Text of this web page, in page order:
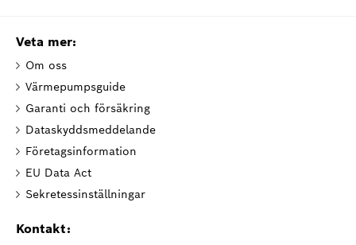
Veta mer:
Om oss
Värmepumpsguide
Garanti och försäkring
Dataskyddsmeddelande
Företagsinformation
EU Data Act
Sekretessinställningar
Kontakt: